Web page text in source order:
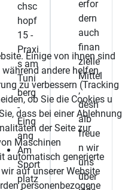
Sa So
4
11
17 18
24 25
31
chsc
hopf
15 -
Praxi
s am
Tuni
berg
-
Eing
ang
Am
Sport
platz
erfor
dern
auch
finan
zielle
Mittel
,
desh
alb
freue
n wir
uns
über
Einige von ihnen sind
andere helfen,
zu verbessern (Tracking
ob Sie die Cookies u
dass bei einer Ablehnung
der Seite zur
Maschinen
automatisch generierte
auf unserer Website
personenbezogene